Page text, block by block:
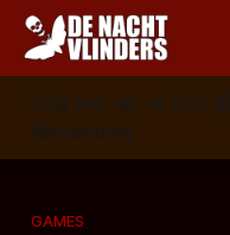
Volg ons op: 📣 RSS 📰
Nieuwsbrief
GAMES